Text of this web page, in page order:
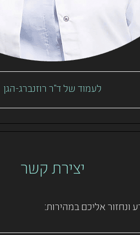
לעמוד של ד"ר רוזנברג-הגן
יצירת קשר
ונחזור אליכם במהירות: